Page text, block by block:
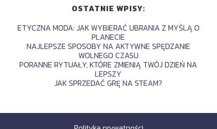
OSTATNIE WPISY:
ETYCZNA MODA: JAK WYBIERAĆ UBRANIA Z MYŚLĄ O
PLANECIE
NAJLEPSZE SPOSOBY NA AKTYWNE SPĘDZANIE
WOLNEGO CZASU
PORANNE RYTUAŁY, KTÓRE ZMIENIĄ TWÓJ DZIEŃ NA
LEPSZY
JAK SPRZEDAĆ GRĘ NA STEAM?